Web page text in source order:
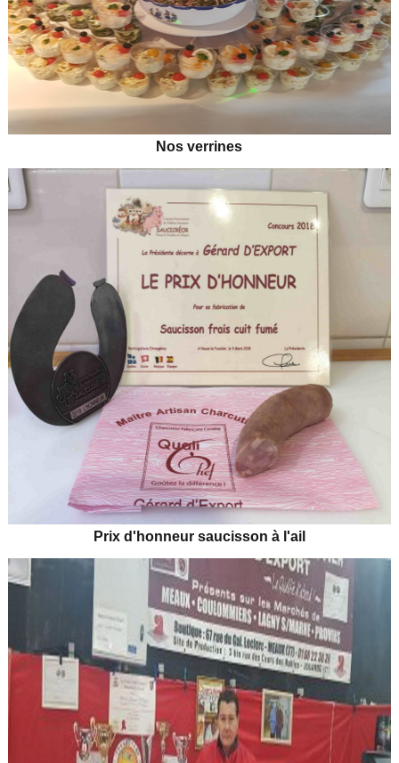
Nos verrines
Prix d'honneur saucisson à l'ail